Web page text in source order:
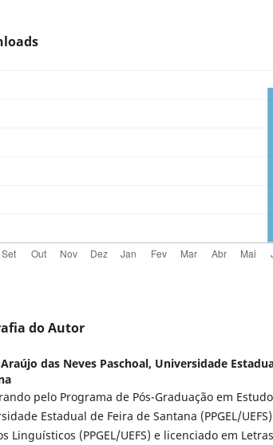
do Autor
das Neves Paschoal, Universidade
pelo Programa de Pós-Graduação em
Estadual de Feira de Santana (PPGEL/
Linguísticos (PPGEL/UEFS) e licenciado em